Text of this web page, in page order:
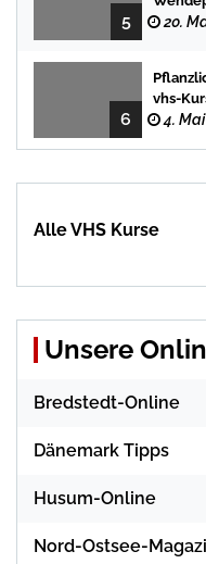
5 20.
6
vhs-
4.
Alle VHS Kurse
Unsere
Bredstedt-Online
Dänemark Tipps
Husum-Online
Nord-Ostsee-